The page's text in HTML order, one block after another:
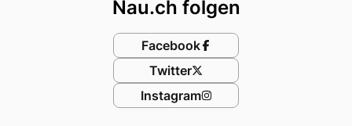
Nau.ch folgen
Facebook
Twitter
Instagram